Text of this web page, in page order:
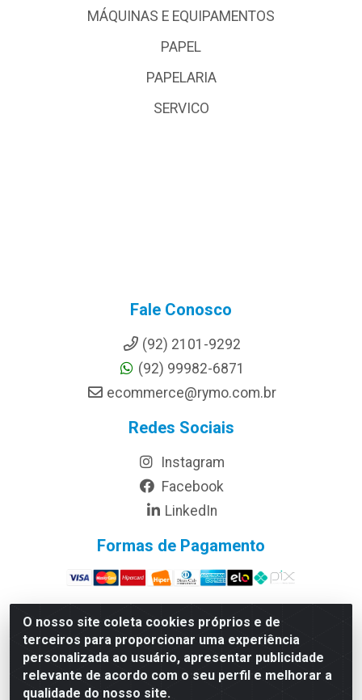
O nosso site coleta cookies próprios e de
terceiros para proporcionar uma experiência
personalizada ao usuário, apresentar publicidade
relevante de acordo com o seu perfil e melhorar a
qualidade do nosso site.
MÁQUINAS E EQUIPAMENTOS
PAPEL
PAPELARIA
SERVICO
Fale Conosco
(92) 2101-9292
(92) 99982-6871
ecommerce@rymo.com.br
Redes Sociais
Instagram
Facebook
LinkedIn
Formas de Pagamento
Rymo Imagem e Produtos Gráficos da Amazonia LTDA -
Av. Ajuricaba, 379 - Cachoeirinha, Manaus/AM - CEP
69065-110 - CNPJ 14.220.230.0001-70